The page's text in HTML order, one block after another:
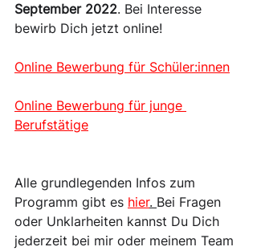
September 2022. Bei Interesse
bewirb Dich jetzt online!
Online Bewerbung für Schüler:innen
Online Bewerbung für junge
Berufstätige
Alle grundlegenden Infos zum
Programm gibt es hier. Bei Fragen
oder Unklarheiten kannst Du Dich
jederzeit bei mir oder meinem Team